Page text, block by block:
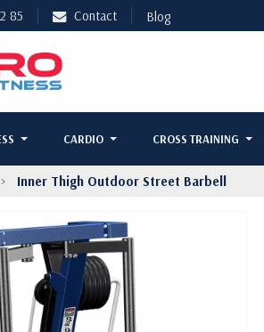
85 Contact Blog
CARDIO CROSS TRAINING
Inner Thigh Outdoor Street Barbell